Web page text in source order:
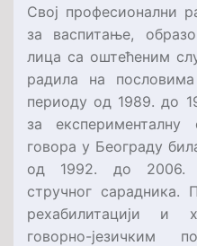
Свој професионални
за васпитање,
лица са оштећеним
радила на
периоду од 1989. до
за експерименталну
говора у Београду
од 1992. до 2006.
стручног сарадника.
рехабилитацији и
говорно-језичким